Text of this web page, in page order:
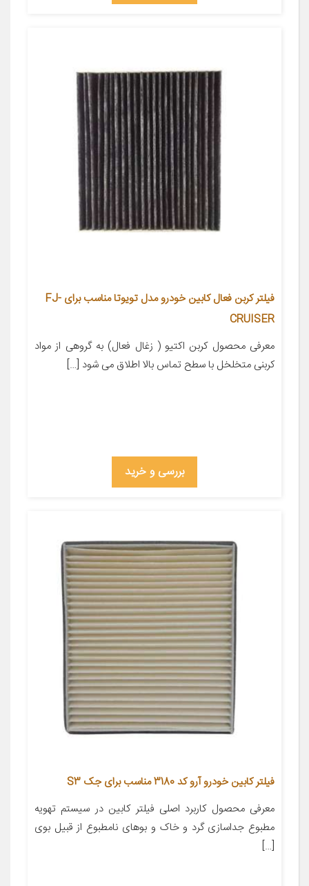
فیلتر کربن فعال کابین خودرو مدل تویوتا مناسب برای FJ-
CRUISER
معرفی محصول کربن اکتیو ( زغال فعال) به گروهی از مواد
کربنی متخلخل با سطح تماس بالا اطلاق می شود […]
بررسی و خرید
فیلتر کابین خودرو آرو کد 3180 مناسب برای جک S3
معرفی محصول کاربرد اصلی فیلتر کابین در سیستم تهویه
مطبوع جداسازی گرد و خاک و بوهای نامطبوع از قبیل بوی
[…]